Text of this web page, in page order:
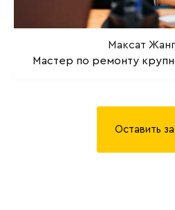
Максат
Мастер по ремонту
Оставить